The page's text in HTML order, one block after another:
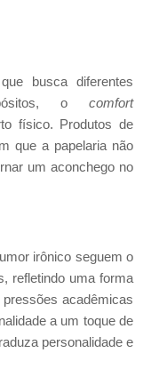
busca diferentes
o comfort
físico. Produtos de
que a papelaria não
um aconchego no
irônico seguem o
refletindo uma forma
acadêmicas
a um toque de
personalidade e